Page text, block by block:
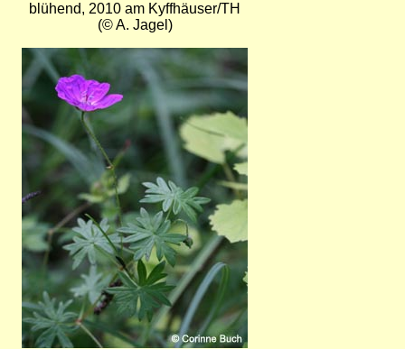
blühend, 2010 am Kyffhäuser/TH
(© A. Jagel)
Bild